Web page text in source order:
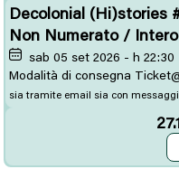
Decolonial (Hi)stories
Non Numerato /
sab 05 set 2026 - h 22:30
Modalità di consegna
sia tramite email sia con